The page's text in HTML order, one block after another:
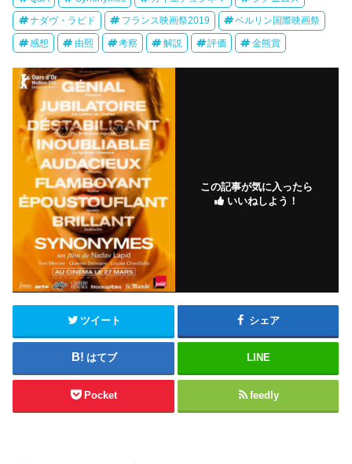
ナダヴ・ラピド フランス映画祭2019 ベルリン国際映画祭
感想 由熙 考察 解説 評価 金熊賞
この記事が気に入ったら
いいねしよう！
ツイート シェア
はてブ LINE
Pocket feedly